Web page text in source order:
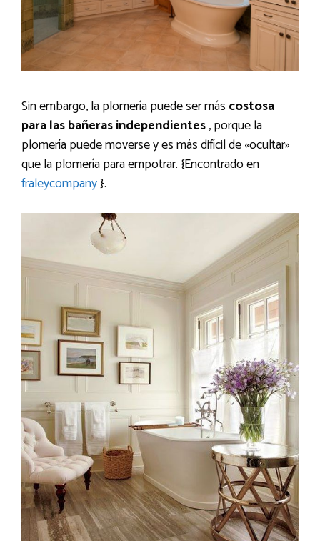
Sin embargo, la plomería puede ser más costosa
para las bañeras independientes, porque la
plomería puede moverse y es más difícil de «ocultar»
que la plomería para empotrar. {Encontrado en
fraleycompany}.